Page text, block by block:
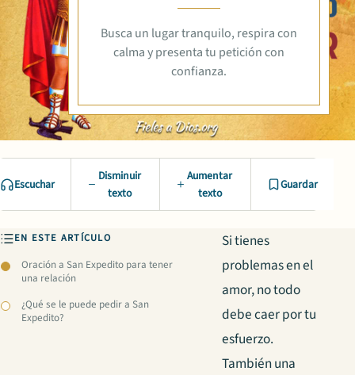
Busca un lugar tranquilo, respira con
calma y presenta tu petición con
confianza.
Escuchar
Disminuir
texto
Aumentar
texto
Guardar
EN ESTE ARTÍCULO
Oración a San Expedito para tener
una relación
¿Qué se le puede pedir a San
Expedito?
Si tienes
problemas en el
amor, no todo
debe caer por tu
esfuerzo.
También una